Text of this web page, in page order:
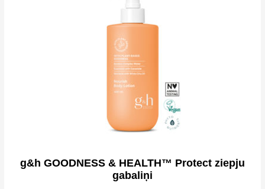
g&h GOODNESS & HEALTH™ Protect ziepju
gabaliņi